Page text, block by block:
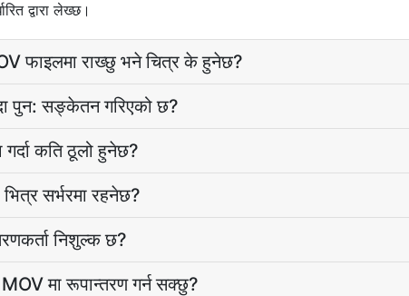
द्वारा लेख्छ।
फाइलमा राख्छु भने चित्र के हुनेछ?
पुन: सङ्केतन गरिएको छ?
कति ठूलो हुनेछ?
सर्भरमा रहनेछ?
निशुल्क छ?
मा रूपान्तरण गर्न सक्छु?